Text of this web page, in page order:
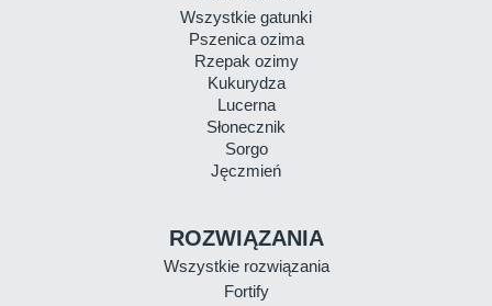
Wszystkie gatunki
Pszenica ozima
Rzepak ozimy
Kukurydza
Lucerna
Słonecznik
Sorgo
Jęczmień
ROZWIĄZANIA
Wszystkie rozwiązania
Fortify